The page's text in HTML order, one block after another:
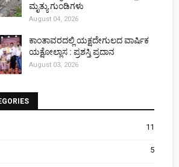
ಮೃತ್ಯು ಗುಂಡಿಗಳು
August 04, 2026
ಕಾಂತಾವರದಲ್ಲಿ ಯಕ್ಷದೇಗುಲದ ವಾರ್ಷಿಕ
ಯಕ್ಷೋಲ್ಲಾಸ : ಪ್ರಶಸ್ತಿ ಪ್ರದಾನ
August 03, 2026
11
5